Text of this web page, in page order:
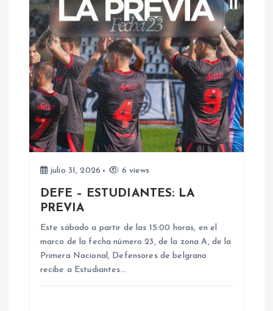
ó
n
d
e
julio 31, 2026 6 views
DEFE – ESTUDIANTES: LA
PREVIA
Este sábado a partir de las 15:00 horas, en el
marco de la fecha número 23, de la zona A, de la
Primera Nacional, Defensores de belgrano
recibe a Estudiantes…